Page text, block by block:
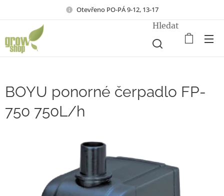
Otevřeno PO-PÁ 9-12, 13-17
Hledat
BOYU ponorné čerpadlo FP-
750 750L/h